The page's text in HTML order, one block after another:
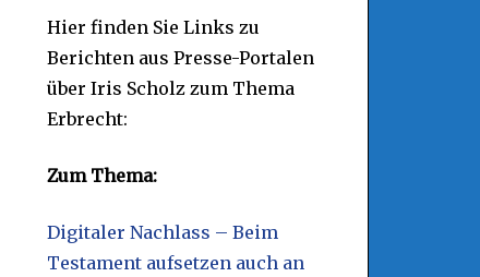
Hier finden Sie Links zu
Berichten aus Presse-Portalen
über Iris Scholz zum Thema
Erbrecht:
Zum Thema:
Digitaler Nachlass – Beim
Testament aufsetzen auch an